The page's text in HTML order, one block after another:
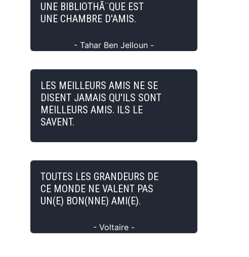
UNE BIBLIOTHÃ¨QUE EST
UNE CHAMBRE D'AMIS.
- Tahar Ben Jelloun -
LES MEILLEURS AMIS NE SE
DISENT JAMAIS QU'ILS SONT
MEILLEURS AMIS. ILS LE
SAVENT.
TOUTES LES GRANDEURS DE
CE MONDE NE VALENT PAS
UN(E) BON(NNE) AMI(E).
- Voltaire -